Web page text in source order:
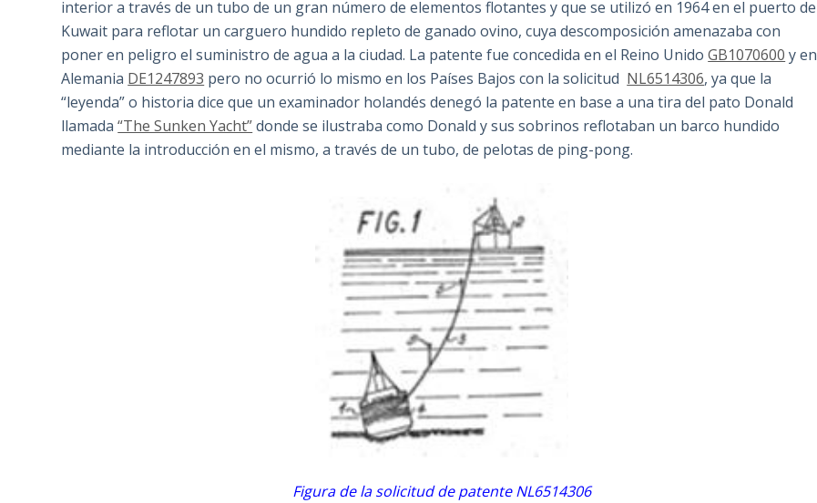
interior a través de un tubo de un gran número de elementos flotantes y que se utilizó en 1964 en el puerto de
Kuwait para reflotar un carguero hundido repleto de ganado ovino, cuya descomposición amenazaba con
poner en peligro el suministro de agua a la ciudad. La patente fue concedida en el Reino UnidoGB1070600 y en
Alemania DE1247893 pero no ocurrió lo mismo en los Países Bajos con la solicitud NL6514306, ya que la
“leyenda” o historia dice que un examinador holandés denegó la patente en base a una tira del pato Donald
llamada“The Sunken Yacht”donde se ilustraba como Donald y sus sobrinos reflotaban un barco hundido
mediante la introducción en el mismo, a través de un tubo, de pelotas de ping-pong.
Figura de la solicitud de patente NL6514306